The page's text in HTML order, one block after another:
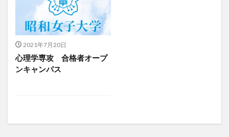
2021年7月20日
心理学専攻 合格者オープ
ンキャンパス